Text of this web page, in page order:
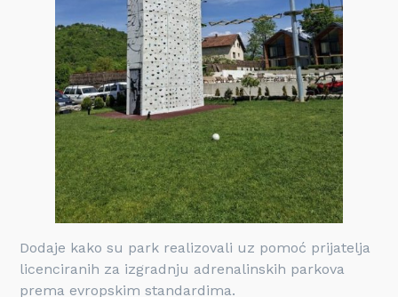
Dodaje kako su park realizovali uz pomoć prijatelja
licenciranih za izgradnju adrenalinskih parkova
prema evropskim standardima.